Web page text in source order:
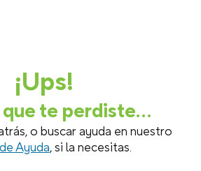
¡Ups!
te perdiste...
o buscar ayuda en nuestro
Ayuda, si la necesitas.